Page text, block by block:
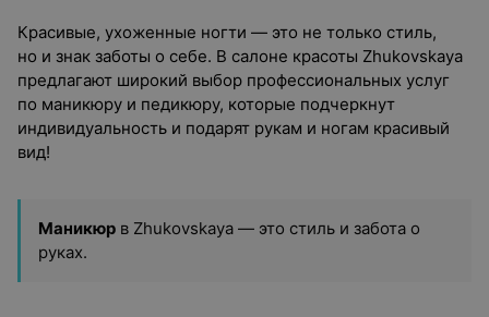
Красивые, ухоженные ногти — это не только стиль,
но и знак заботы о себе. В салоне красоты Zhukovskaya
предлагают широкий выбор профессиональных услуг
по маникюру и педикюру, которые подчеркнут
индивидуальность и подарят рукам и ногам красивый
вид!
Маникюр в Zhukovskaya — это стиль и забота о
руках.